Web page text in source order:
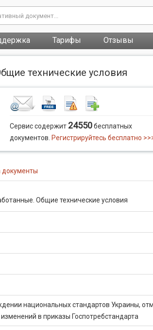
Тарифы Отзывы
технические условия
Сервис содержит 24550бесплатных
документов. Регистрируйтесь бесплатно
документы
Общие технические условия
национальных стандартов Украины,
в приказы Госпотребстандарта